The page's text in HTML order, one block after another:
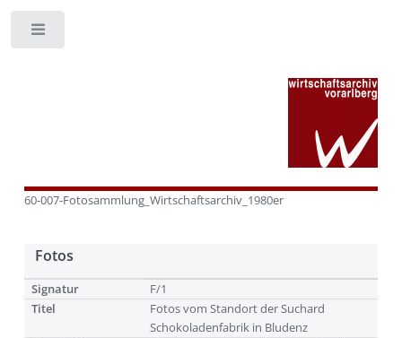
60-007-Fotosammlung_Wirtschaftsarchiv_1980er
Fotos
Signatur
F/1
Titel
Fotos vom Standort der Suchard
Schokoladenfabrik in Bludenz